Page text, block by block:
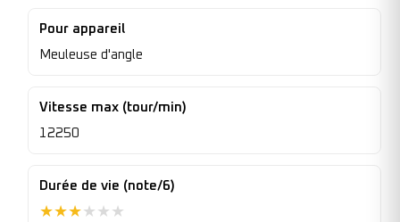
Pour appareil
Meuleuse d'angle
Vitesse max (tour/min)
12250
Durée de vie (note/6)
★★★★ ★ ★